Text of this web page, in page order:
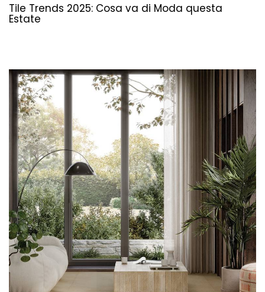
Tile Trends 2025: Cosa va di Moda questa
Estate